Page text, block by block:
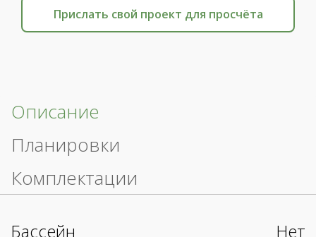
Прислать свой проект для просчёта
Описание
Планировки
Комплектации
Бассейн Нет